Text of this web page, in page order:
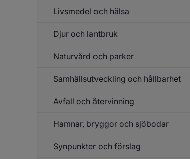
Livsmedel och hälsa
Djur och lantbruk
Naturvård och parker
Samhällsutveckling och hållbarhet
Avfall och återvinning
Hamnar, bryggor och sjöbodar
Synpunkter och förslag